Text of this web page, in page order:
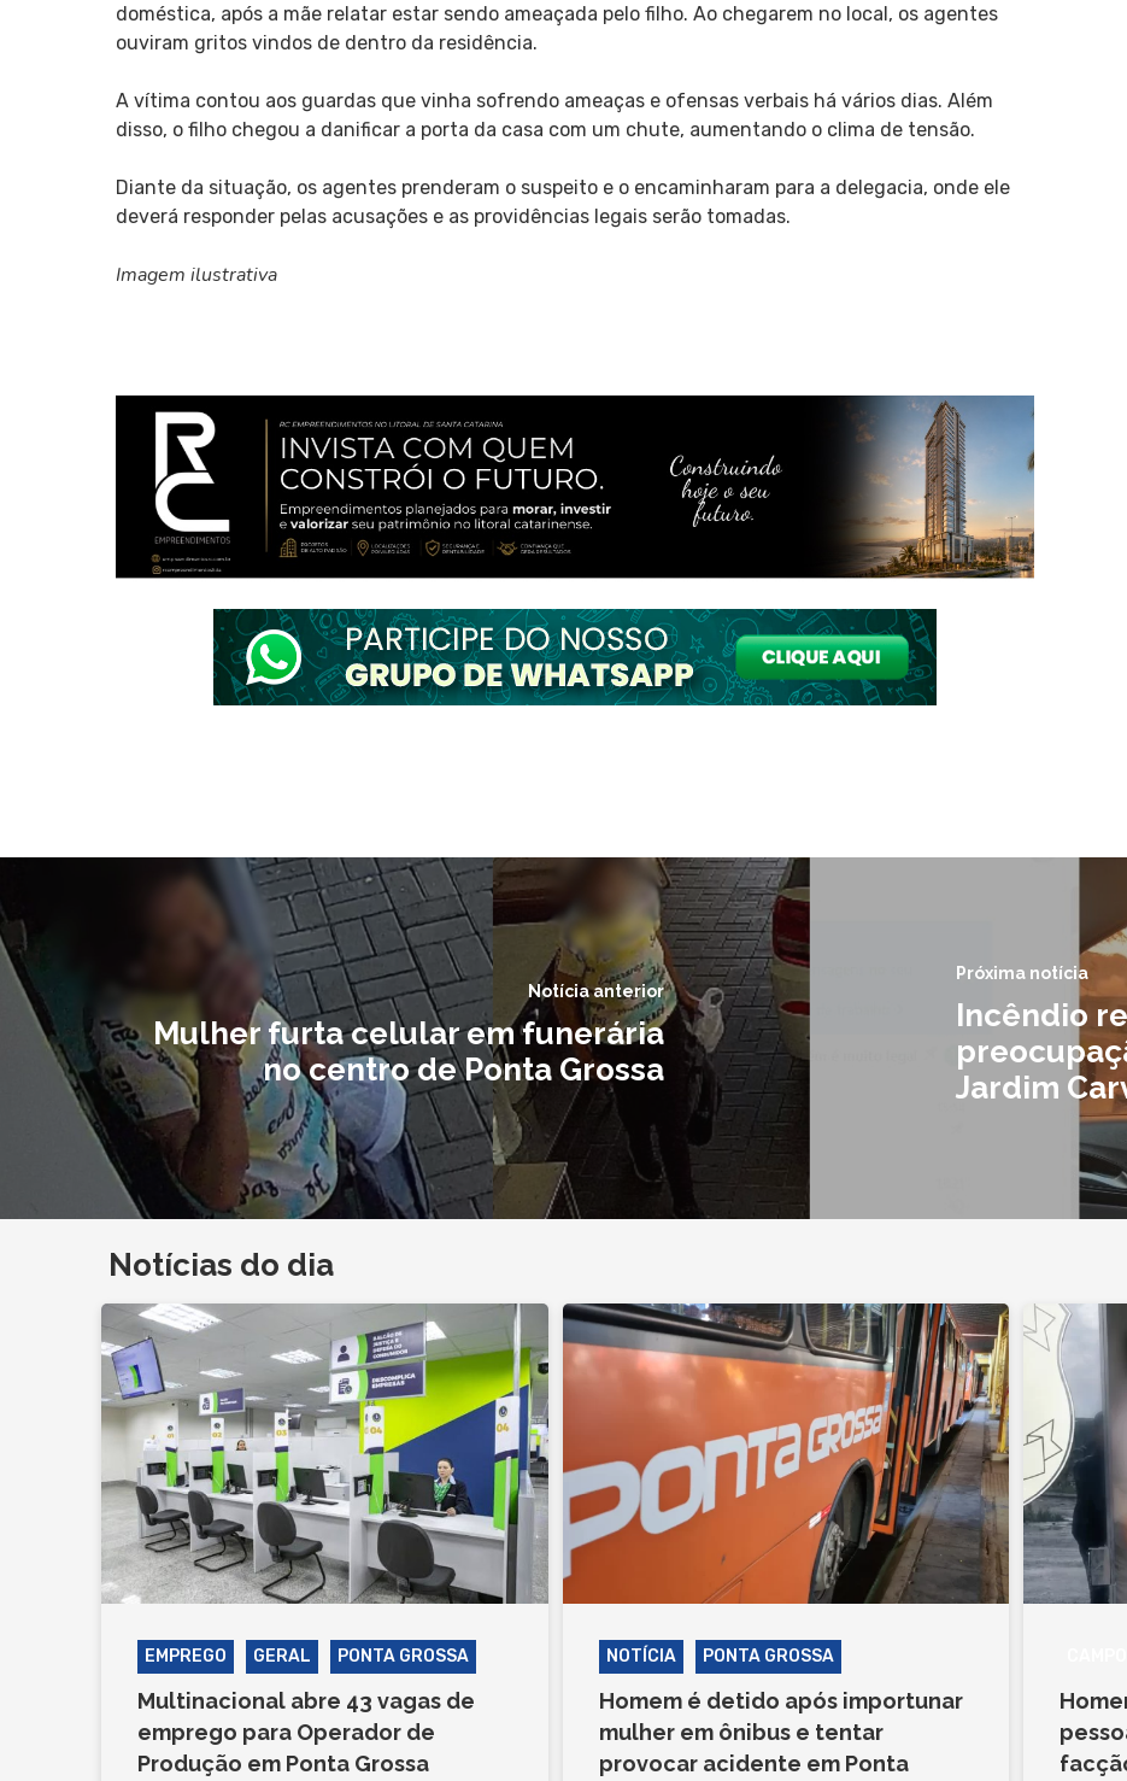
doméstica, após a mãe relatar estar sendo ameaçada pelo filho. Ao chegarem no local, os agentes
ouviram gritos vindos de dentro da residência.
A vítima contou aos guardas que vinha sofrendo ameaças e ofensas verbais há vários dias. Além
disso, o filho chegou a danificar a porta da casa com um chute, aumentando o clima de tensão.
Diante da situação, os agentes prenderam o suspeito e o encaminharam para a delegacia, onde ele
deverá responder pelas acusações e as providências legais serão tomadas.
Imagem ilustrativa
Notícia anterior
Mulher furta celular em funerária
no centro de Ponta Grossa
Próxima notícia
Incêndio
Jardim
Notícias do dia
EMPREGO GERAL PONTA GROSSA
Multinacional abre 43 vagas de
emprego para Operador de
Produção em Ponta Grossa
NOTÍCIA PONTA GROSSA
Homem é detido após importunar
mulher em ônibus e tentar
provocar acidente em Ponta